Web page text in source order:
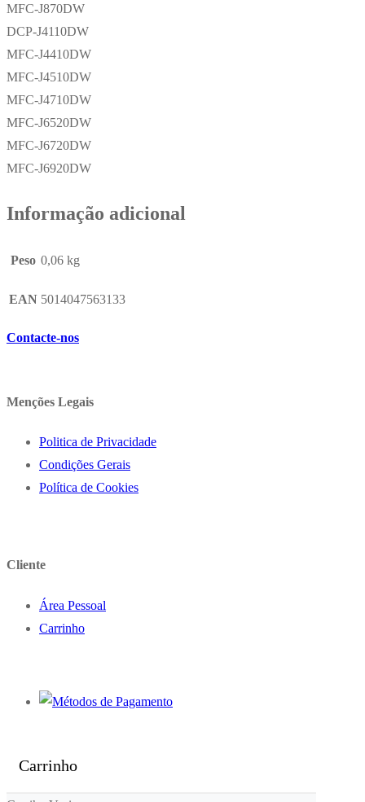
MFC-J870DW
DCP-J4110DW
MFC-J4410DW
MFC-J4510DW
MFC-J4710DW
MFC-J6520DW
MFC-J6720DW
MFC-J6920DW
Informação adicional
Peso 0,06 kg
EAN 5014047563133
Contacte-nos
Menções Legais
Politica de Privacidade
Condições Gerais
Política de Cookies
Cliente
Área Pessoal
Carrinho
Carrinho